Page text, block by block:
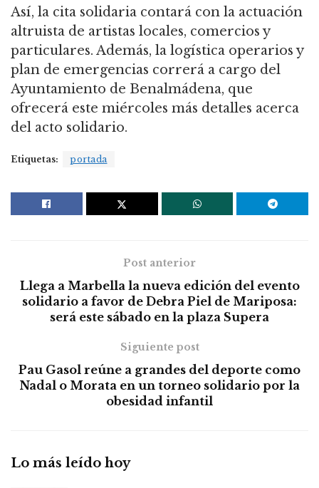
Así, la cita solidaria contará con la actuación
altruista de artistas locales, comercios y
particulares. Además, la logística operarios y
plan de emergencias correrá a cargo del
Ayuntamiento de Benalmádena, que
ofrecerá este miércoles más detalles acerca
del acto solidario.
Etiquetas: portada
Post anterior
Llega a Marbella la nueva edición del evento
solidario a favor de Debra Piel de Mariposa:
será este sábado en la plaza Supera
Siguiente post
Pau Gasol reúne a grandes del deporte como
Nadal o Morata en un torneo solidario por la
obesidad infantil
Lo más leído hoy